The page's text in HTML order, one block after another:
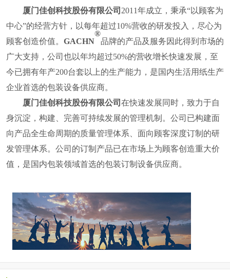
厦门佳创科技股份有限公司 2011年成立， 秉承“以顾客为
中心”的经营方针，以每年超过10%营收的研发投入，尽心为
顾客创造价值。 GACHN
®
品牌的产品及服务因此得到市场的
广大支持，公司也以年均超过50%的营收增长快速发展，至
今已拥有年产200台套以上的生产能力，是国内生活用纸生产
企业首选的包装设备供应商。
厦门佳创科技股份有限公司 在快速发展同时，致力于自
身沉淀，构建、完善可持续发展的管理机制。公司已构建面
向产品全生命周期的质量管理体系、面向顾客深度订制的研
发管理体系。公司的订制产品已在市场上为顾客创造重大价
值， 是国内包装领域首选的包装订制设备供应商。